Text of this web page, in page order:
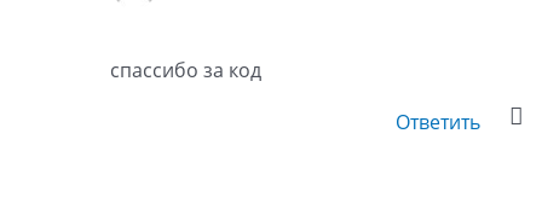
спассибо за код
Ответить